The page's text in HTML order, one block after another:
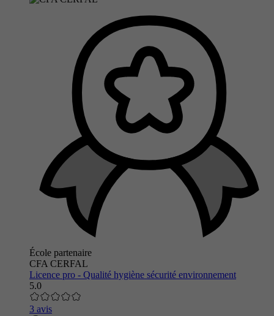
École partenaire
CFA CERFAL
Licence pro - Qualité hygiène sécurité environnement
5.0
3 avis